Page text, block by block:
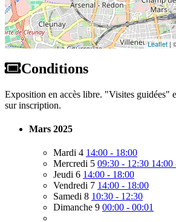
Leaflet |
Conditions
Exposition en accès libre. "Visites guidées"
sur inscription.
Mars 2025
Mardi 4 14:00 - 18:00
Mercredi 5 09:30 - 12:30 14:00
Jeudi 6 14:00 - 18:00
Vendredi 7 14:00 - 18:00
Samedi 8 10:30 - 12:30
Dimanche 9 00:00 - 00:01